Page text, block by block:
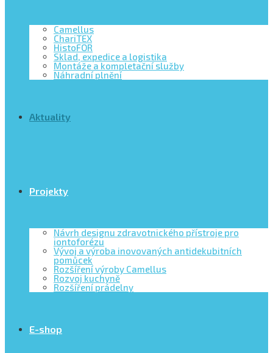
Camellus
ChariTEX
HistoFOR
Sklad, expedice a logistika
Montáže a kompletační služby
Náhradní plnění
Aktuality
Projekty
Návrh designu zdravotnického přístroje pro
iontoforézu
Vývoj a výroba inovovaných antidekubitních
pomůcek
Rozšíření výroby Camellus
Rozvoj kuchyně
Rozšíření prádelny
E-shop